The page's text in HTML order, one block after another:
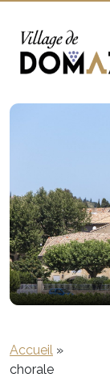
Accueil »
chorale